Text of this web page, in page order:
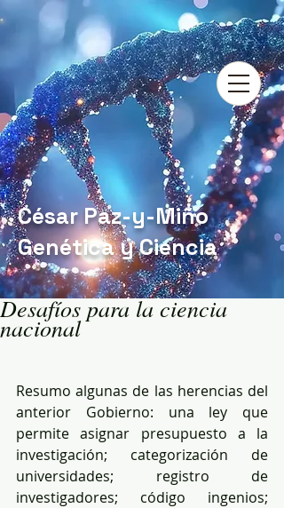
César Paz-y-Miño
Genética y Ciencia
Desafíos para la ciencia
nacional
Resumo algunas de las herencias del
anterior Gobierno: una ley que
permite asignar presupuesto a la
investigación; categorización de
universidades; registro de
investigadores; código ingenios;